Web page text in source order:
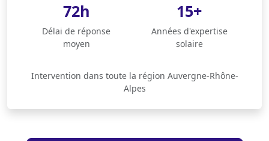
72h
Délai de réponse
moyen
15+
Années d'expertise
solaire
Intervention dans toute la région Auvergne-Rhône-
Alpes